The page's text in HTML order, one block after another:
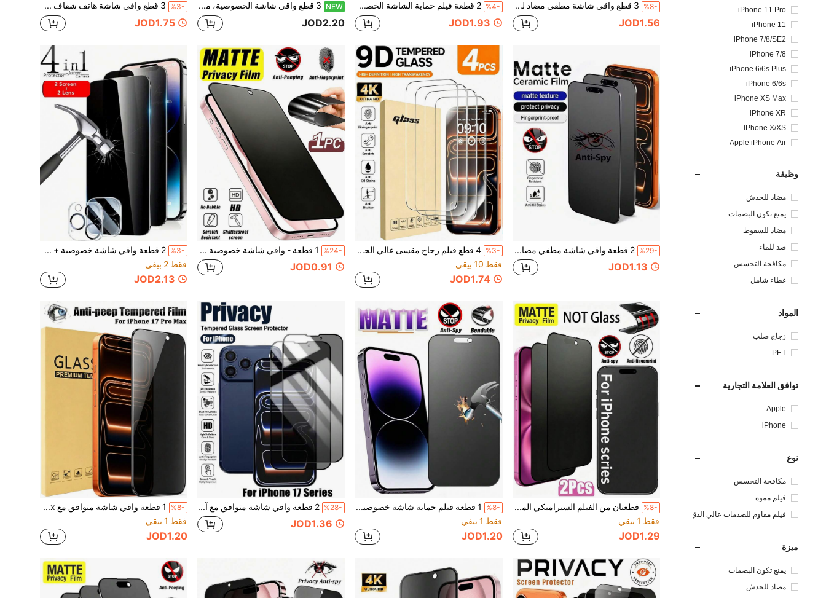
iPhone 11 Pro
iPhone 11
iPhone 7/8/SE2
iPhone 7/8
iPhone 6/6s Plus
iPhone 6/6s
iPhone XS Max
iPhone XR
IPhone X/XS
Apple iPhone Air
وظيفة
مضاد للخدش
يمنع تكون البصمات
مضاد للسقوط
ضد للماء
مكافحة التجسس
غطاء شامل
المواد
زجاج صلب
PET
توافق العلامة التجارية
Apple
iPhone
نوع
مكافحة التجسس
فيلم مموه
فيلم مقاوم للصدمات عالي الدق
ميزة
يمنع تكون البصمات
مضاد للخدش
%8- 3 قطع واقي شاشة مطفي مضاد للتجسس، مضاد للتلصص، حماية الخصوصية، تغطية كاملة، مضاد للبصمات، مضاد للسقوط، مضاد للخدش، حماية الخصوصية، لمس ناعم، متوافق مع 17 Pro Max/17 Pro/17 Air/17/16 Pro Max/16 Pro/16 Plus/16/15 Pro Max/14 Pro Max/13 Mini/12/11/XS Max/XR/8+/7 Plus Serie
JOD1.56
%4- 2 قطعة فيلم حماية الشاشة الخصوصية غير اللامع، متوافق مع آيفون 17 برو ماكس | مادة فيلم ناعمة (غير زجاج مقسى/فيلم سيراميك)، مقاوم للكسر وامتصاص الصدمات | وظيفة الخصوصية تضمن أن محتوى الشاشة مرئي فقط من الأمام، حماية الشاشة الأساسية، مناسب للحماية اليومية، المكتب، المنزل، فيلم حماية شاشة الهاتف، اكسسوارات الهاتف، مضاد للتجسس
JOD1.93
NEW 3 قطع واقي شاشة الخصوصية، متوافق مع آيفون 17/16/15/15 بلس/15 برو/15 برو ماكس/14/13/12/11، هدية عيد ميلاد للعائلة والأصدقاء، زجاج مقسى، مضاد للتجسس، واقي شاشة الهاتف، اكسسوارات الهاتف، مقاوم للماء، مقاوم للصدمات، مضاد للسقوط، مضاد للخدش، مضاد للبصمات، تغطية كاملة
JOD2.20
%3- 3 قطع واقي شاشة هاتف شفاف عالي الدقة، واقي شاشة زجاجي مقسى عالي الصلابة ومتين، مادة زجاجية ذات استقرار فيزيائي ممتاز، استخدام طويل الأمد دون اصفرار أو تشقق، هيكل موثوق. طبقة معززة مقاومة للخدش والتآكل، مقاومة لوضع الهاتف اليومي على المكتب والاحتكاك في الحقيبة، من غير المرجح أن تظهر خدوش دقيقة.
JOD1.75
%29- 2 قطعة واقي شاشة مطفي مضاد للتجسس، متانة محسنة، يجمع بين الصلابة العالية، مضاد للتلوث، مقاوم للماء، ميزات ناعمة، عملي ومدروس. متوافق مع سلسلة آيفون 17e/17 ProMax/16 ProMax/15 ProMax/14 ProMax/13 ProMax/12 ProMax/11 ProMax/17 Pro/16 Pro/15/14/13/12/11.
JOD1.13
%3-
4 قطع فيلم زجاج مقسى عالي الجودة بتغطية كاملة للشاشة ثلاثية الأبعاد - تغطية كاملة، مضاد للبصمات، مضاد للسقوط، مضاد للخدش، صلابة 9H+، زجاج مقسى عالي الدقة ومتين، مناسب للاستخدام اليومي مضاد للسقوط والخدش، واقي شاشة الهاتف، اكسسوارات الهاتف. متوافق مع آيفون 17 برو ماكس/17 إير/17 برو/16 برو ماكس/16 برو/16 بلس/16E/16/15 برو ماكس/14 برو/13/12 ميني/11/Xs ماكس/XS/XR.
فقط 10 بيقي
JOD1.74
%24- 1 قطعة - واقي شاشة خصوصية مطفي متوافق مع iPhone 17 Pro Max/17 Air/16 Pro Max/16e/15 Pro Max/15 Plus/14 Pro Max/13 Mini/12 Mini/11 Pro Max/XS Max Series. ، واقي شاشة الخصوصية الناعم هذا مقاوم للبصمات، وله تصنيف صلابة 9H، ومقاوم للصدمات، ويوفر ملاءمة مثالية. ضروري لحماية الخصوصية اليومية، هذا الملحق للهاتف متوافق مع أغطية الهاتف.
JOD0.91
%3-
2 قطعة واقي شاشة خصوصية + 2 قطعة واقي عدسة الكاميرا لهواتف آيفون 16/15/14/13/12/11 برو | زجاج مقسى مضاد للتجسس 9H، هدية عيد ميلاد للعائلة والأصدقاء، واقي شاشة الهاتف، اكسسوارات الهاتف
فقط 2 بيقي
JOD2.13
%8-
قطعتان من الفيلم السيراميكي المطفي للخصوصية متوافق مع آيفون [ليس زجاج] لآيفون 17 برو ماكس/17 برو/16 برو/15/14 بلس/13/12 برو ماكس/11، مضاد للبصمات، مقاوم للخدش، ملمس ناعم، تغطية كاملة
فقط 1 بيقي
JOD1.29
%8-
1 قطعة فيلم حماية شاشة خصوصية مطفي، متوافق مع آيفون 17 برو ماكس | مصنوع من فيلم ناعم (ليس زجاج مقسى/فيلم سيراميك)، مقاوم للكسر وامتصاص الصدمات | وظيفة الخصوصية تضمن أن محتوى الشاشة مرئي فقط من الأمام، أساسيات حماية الشاشة، قابل للتطبيق على الدرع اليومي، المكتب، المنزل، حماية شاشة الهاتف، اكسسوارات الهاتف، مضاد للتجسس
فقط 1 بيقي
JOD1.20
%28- 2 قطعة واقي شاشة متوافق مع آيفون 17 16 15 14 12 11 برو ماكس وآبل X XS XR 7 8 بلس مع وظيفة الخصوصية، متوافق مع واقي شاشة آيفون الخصوصية هدية لعيد الميلاد والعائلة والأصدقاء زجاج مقوى، مضاد للتجسس، واقي شاشة الهاتف، اكسسوارات الهاتف مقاوم للصدمات مضاد للسقوط مضاد للسقوط مقاوم للخدش مضاد للبصمات تغطية كاملة
JOD1.36
%8-
1 قطعة واقي شاشة متوافق مع iPhone 17 16 15 14 12 11 Pro Max وApple X XS XR 7 8 Plus مع وظيفة الخصوصية، متوافق مع واقي شاشة الخصوصية هدية لعيد الميلاد والعائلة والأصدقاء زجاج مقسى، مضاد للتجسس، واقي شاشة الهاتف، اكسسوارات الهاتف مقاوم للصدمات ومقاوم للسقوط ومقاوم للخدش ومقاوم للبصمات تغطية كاملة
فقط 1 بيقي
JOD1.20